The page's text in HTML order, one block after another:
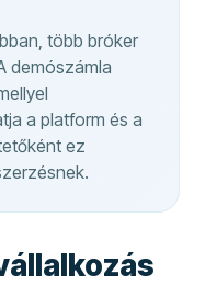
több bróker
demószámla
a platform és a
ez